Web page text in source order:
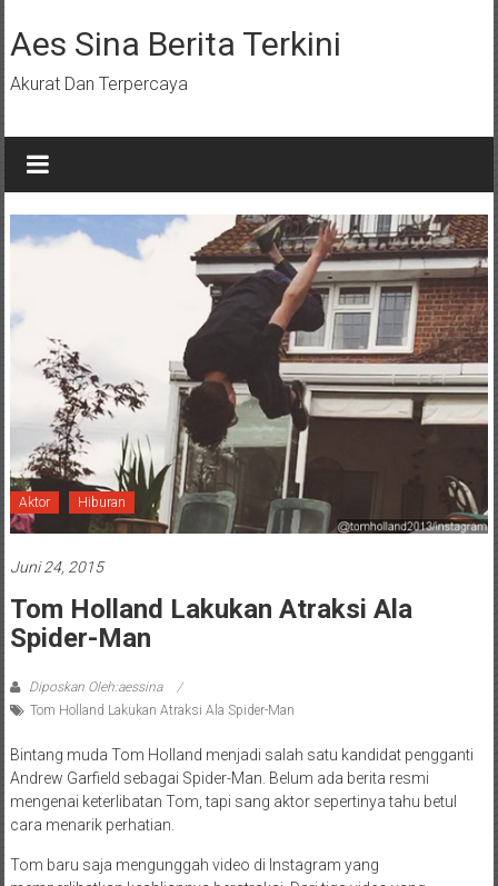
ke
konten
Aes Sina Berita Terkini
Akurat Dan Terpercaya
Aktor Hiburan
Juni 24, 2015
Tom Holland Lakukan Atraksi Ala
Spider-Man
Diposkan Oleh:aessina
Tom Holland Lakukan Atraksi Ala Spider-Man
Bintang muda Tom Holland menjadi salah satu kandidat pengganti
Andrew Garfield sebagai Spider-Man. Belum ada berita resmi
mengenai keterlibatan Tom, tapi sang aktor sepertinya tahu betul
cara menarik perhatian.
Tom baru saja mengunggah video di Instagram yang